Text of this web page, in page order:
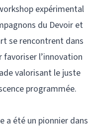
expérimental
du Devoir et
se rencontrent dans
favoriser l’innovation
valorisant le juste
programmée.
a été un pionnier dans